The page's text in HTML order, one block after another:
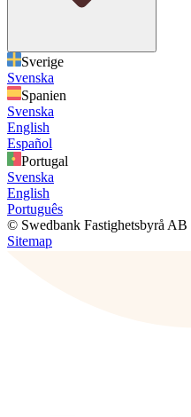
Sverige
Svenska
Spanien
Svenska
English
Español
Portugal
Svenska
English
Português
© Swedbank Fastighetsbyrå AB
Sitemap